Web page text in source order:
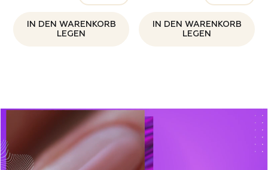
IN DEN WARENKORB
LEGEN
IN DEN WARENKORB
LEGEN